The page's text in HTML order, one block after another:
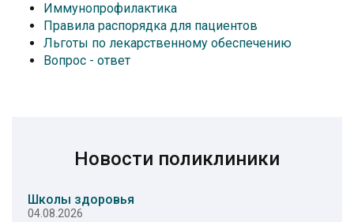
Иммунопрофилактика
Правила распорядка для пациентов
Льготы по лекарственному обеспечению
Вопрос - ответ
Новости поликлиники
Школы здоровья
04.08.2026